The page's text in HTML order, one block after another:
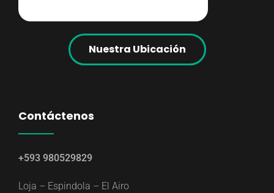
Nuestra Ubicación
Contáctenos
+593 980529829
Loja – Espindola – El Airo